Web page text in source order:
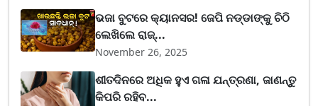
ଭଜା ବୁଟରେ କ୍ୟାନସର! ଜେପି ନଡ୍ଡାଙ୍କୁ ଚିଠି
ଲେଖିଲେ ରାଜ୍...
November 26, 2025
ଶୀତଦିନରେ ଅଧିକ ହୁଏ ଗଳା ଯନ୍ତ୍ରଣା, ଜାଣନ୍ତୁ
କିପରି ରହିବ...